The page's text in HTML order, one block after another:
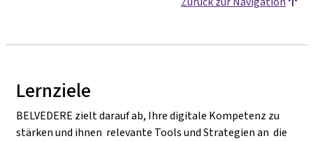
Lernziele
BELVEDERE zielt darauf ab, Ihre digitale Kompetenz zu
stärken und ihnen relevante Tools und Strategien an die